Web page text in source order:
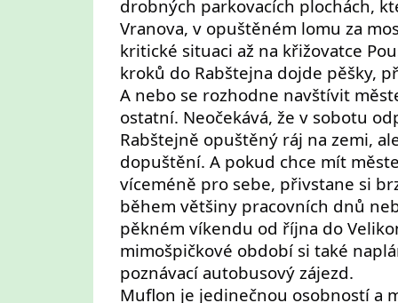
drobných parkovacích plochách,
Vranova, v opuštěném lomu za
kritické situaci až na křižovatce
kroků do Rabštejna dojde pěšky,
A nebo se rozhodne navštívit
ostatní. Neočekává, že v sobotu
Rabštejně opuštěný ráj na zemi,
dopuštění. A pokud chce mít
víceméně pro sebe, přivstane si
během většiny pracovních dnů
pěkném víkendu od října do
mimošpičkové období si také
poznávací autobusový zájezd.
Muflon je jedinečnou osobností a